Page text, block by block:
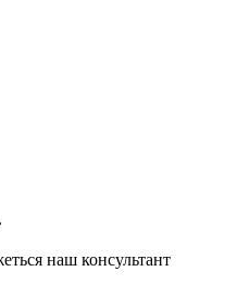
наш консультант